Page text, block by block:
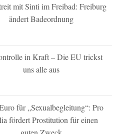
mit Sinti im Freibad: Freiburg
ändert Badeordnung
in Kraft – Die EU trickst
uns alle aus
für „Sexualbegleitung“: Pro
fördert Prostitution für einen